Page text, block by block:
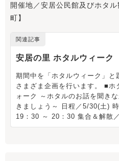
開催地／安居公民館及びホタ
町】